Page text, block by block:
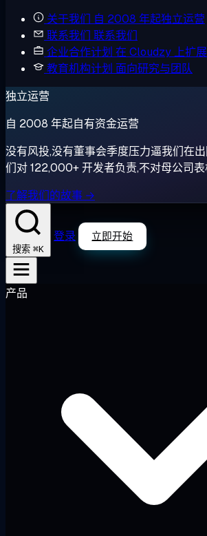
关于我们 自 2008 年起独立运营
联系我们 联系我们
企业合作计划 在 Cloudzy 上扩展
教育机构计划 面向研究与团队
独立运营
自 2008 年起自有资金运营
没有风投,没有董事会季度压力逼我们在
们对 122,000+ 开发者负责,不对母公司表
了解我们的故事 →
搜索 ⌘K
登录 立即开始
产品